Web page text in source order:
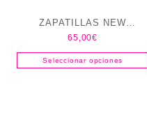
ZAPATILLAS NEW
BALANCE 520 HOMBRE
65,00€
Seleccionar opciones